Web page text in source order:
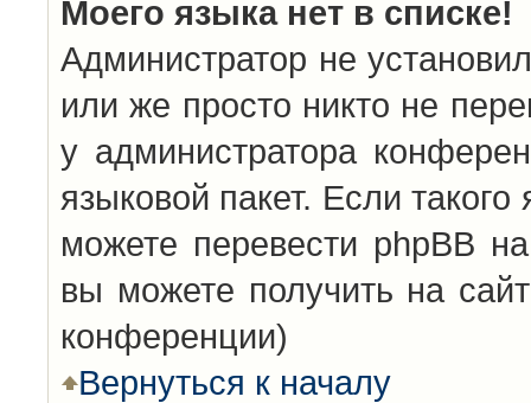
Моего языка нет в списке!
Администратор не
или же просто никто не
у администратора
языковой пакет. Если
можете перевести phpBB
вы можете получить на
конференции)
Вернуться к началу